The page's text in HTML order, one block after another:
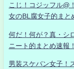
こじ！コジッフル@
女のBL腐女子的まと
何だ！何が？真・
ニート的まとめ速報
男装スケバン女子！